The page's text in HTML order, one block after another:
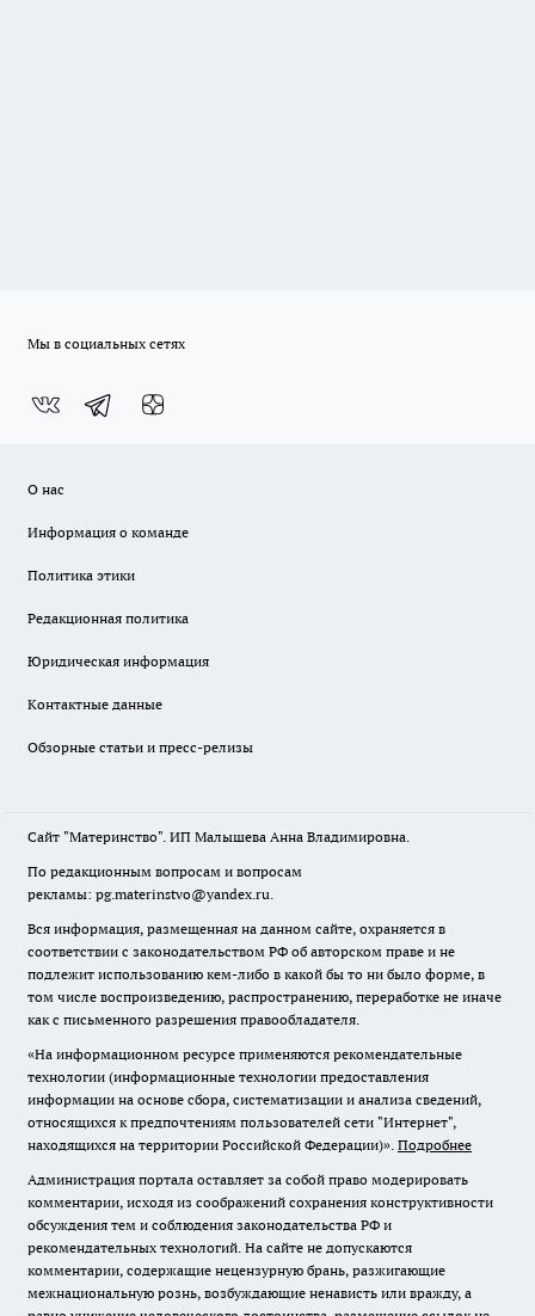
Мы в социальных сетях
О нас
Информация о команде
Политика этики
Редакционная политика
Юридическая информация
Контактные данные
Обзорные статьи и пресс-релизы
Сайт "Материнство". ИП Малышева Анна Владимировна.
По редакционным вопросам и вопросам
рекламы: pg.materinstvo@yandex.ru.
Вся информация, размещенная на данном сайте, охраняется в
соответствии с законодательством РФ об авторском праве и не
подлежит использованию кем-либо в какой бы то ни было форме, в
том числе воспроизведению, распространению, переработке не иначе
как с письменного разрешения правообладателя.
«На информационном ресурсе применяются рекомендательные
технологии (информационные технологии предоставления
информации на основе сбора, систематизации и анализа сведений,
относящихся к предпочтениям пользователей сети "Интернет",
находящихся на территории Российской Федерации)». Подробнее
Администрация портала оставляет за собой право модерировать
комментарии, исходя из соображений сохранения конструктивности
обсуждения тем и соблюдения законодательства РФ и
рекомендательных технологий. На сайте не допускаются
комментарии, содержащие нецензурную брань, разжигающие
межнациональную рознь, возбуждающие ненависть или вражду, а